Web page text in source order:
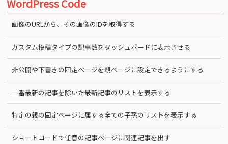
WordPress Code
画像のURLから、その画像のIDを取得する
カスタム投稿タイプの記事数をダッシュボードに表示させる
非公開や下書きの固定ページを親ページに設定できるようにする
一番最新の記事を除いた最新記事のリストを表示する
特定の親の固定ページに属する全ての子孫のリストを表示する
ショートコードで任意の記事ページに関連記事を出す